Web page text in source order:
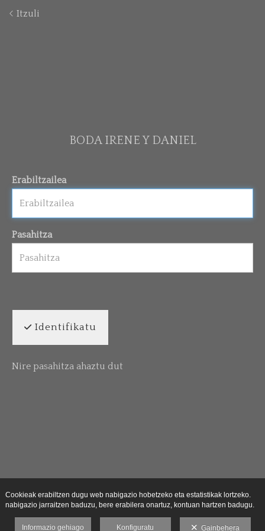
Itzuli
BODA IRENE Y DANIEL
Erabiltzailea
Pasahitza
Identifikatu
Nire pasahitza ahaztu dut
Cookieak erabiltzen dugu web nabigazio hobetzeko eta estatistikak lortzeko.
nabigazio jarraitzen baduzu, bere erabilera onartuz, kontuan hartzen badugu.
Informazio gehiago Konfiguratu Gainbehera